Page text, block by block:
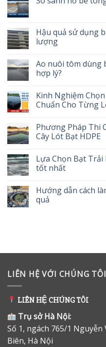
Hậu quả sử dụng
lượng
Ao nuôi tôm dùng
hợp lý?
Kinh Nghiệm
Chuẩn Cho Từng
Phương Pháp Thi
Cây Lót Bạt HDPE
Lựa Chọn Bạt
tốt nhất
Hướng dẫn cách
quả
LIÊN HỆ VỚI CHÚNG TÔI
LIÊN HỆ CHÚNG TÔI
Trụ sở Hà Nội:
Số 1, ngách 765/1
Biên, Hà Nội